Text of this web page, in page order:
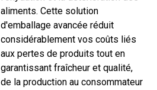
aliments. Cette solution
d'emballage avancée réduit
considérablement vos coûts liés
aux pertes de produits tout en
garantissant fraîcheur et qualité,
de la production au consommateur